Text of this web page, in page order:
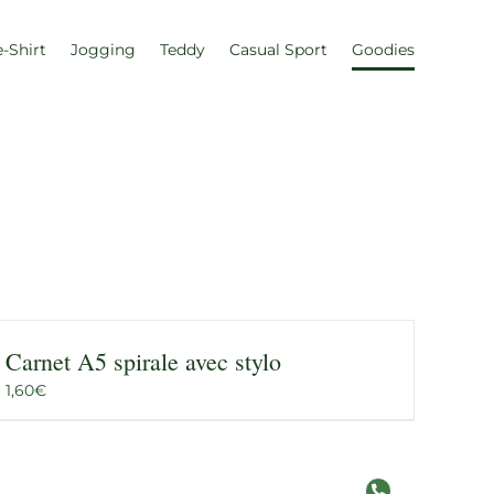
Shirt Jogging Teddy Casual Sport Goodies
Carnet A5 spirale avec stylo
1,60€